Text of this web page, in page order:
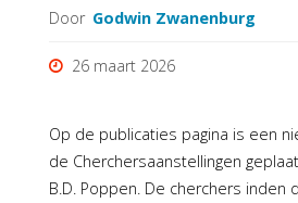
Door Godwin Zwanenburg
26 maart 2026
Op de publicaties pagina is een
de Cherchersaanstellingen
B.D. Poppen. De cherchers inden